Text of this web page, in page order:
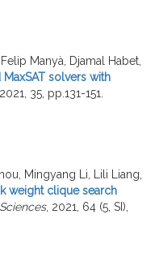
Manyà, Djamal Habet,
solvers with
35, pp.131-151.
Mingyang Li, Lili Liang,
weight clique search
, 2021, 64 (5, SI),